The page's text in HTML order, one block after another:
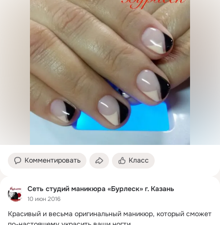
Комментировать Класс
Сеть студий маникюра «Бурлеск» г. Казань
10 июн 2016
Красивый и весьма оригинальный маникюр, который сможет